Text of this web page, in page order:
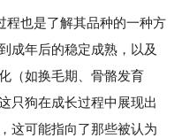
程也是了解其品种的一种方
成年后的稳定成熟，以及
（如换毛期、骨骼发育
只狗在成长过程中展现出
这可能指向了那些被认为